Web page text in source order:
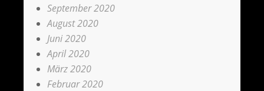
September 2020
August 2020
Juni 2020
April 2020
März 2020
Februar 2020